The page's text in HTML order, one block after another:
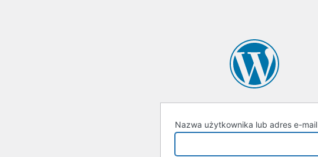
Nazwa użytkownika lub adres e-mail